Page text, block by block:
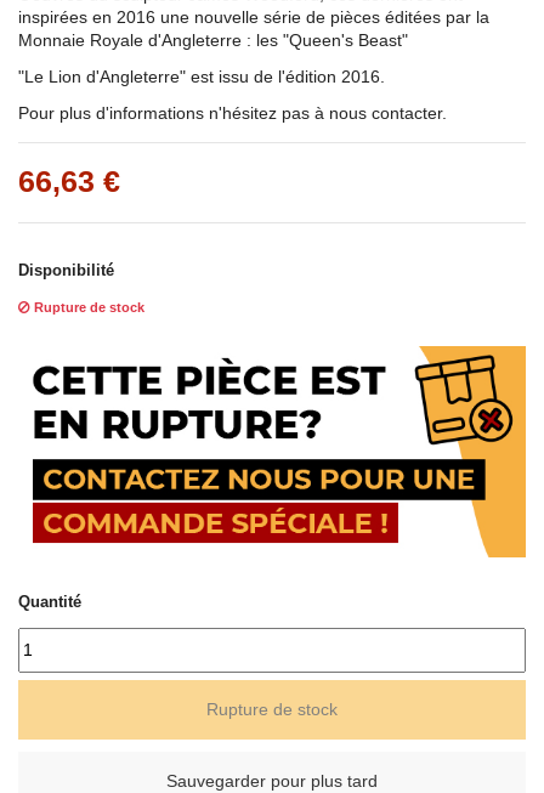
inspirées en 2016 une nouvelle série de pièces éditées par la
Monnaie Royale d'Angleterre : les "Queen's Beast"
"Le Lion d'Angleterre" est issu de l'édition 2016.
Pour plus d'informations n'hésitez pas à nous contacter.
66,63 €
Disponibilité
Rupture de stock
Quantité
Rupture de stock
Sauvegarder pour plus tard